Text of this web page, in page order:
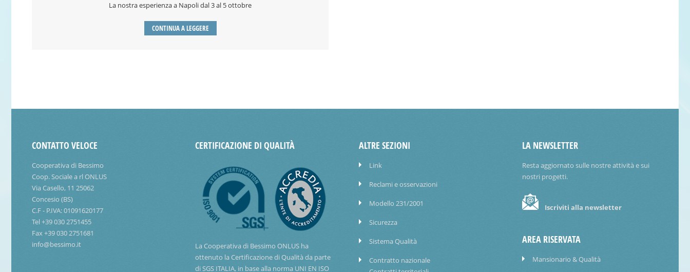
La nostra esperienza a Napoli dal 3 al 5 ottobre
CONTINUA A LEGGERE
CONTATTO VELOCE
Cooperativa di Bessimo
Coop. Sociale a rl ONLUS
Via Casello, 11 25062
Concesio (BS)
C.F - P.IVA: 01091620177
Tel +39 030 2751455
Fax +39 030 2751681
info@bessimo.it
CERTIFICAZIONE DI QUALITÀ
La Cooperativa di Bessimo ONLUS ha
ottenuto la Certificazione di Qualità da parte
di SGS ITALIA, in base alla norma UNI EN ISO
ALTRE SEZIONI
Link
Reclami e osservazioni
Modello 231/2001
Sicurezza
Sistema Qualità
Contratto nazionale
LA NEWSLETTER
Resta aggiornato sulle nostre attività e sui
nostri progetti.
Iscriviti alla newsletter
AREA RISERVATA
Mansionario & Qualità